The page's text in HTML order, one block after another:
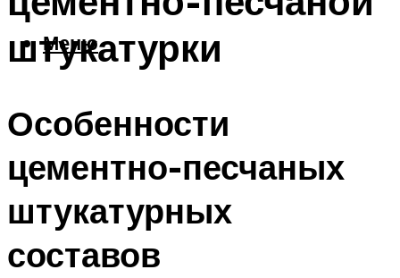
Меню
штукатурки
Особенности
цементно-песчаных
штукатурных
составов